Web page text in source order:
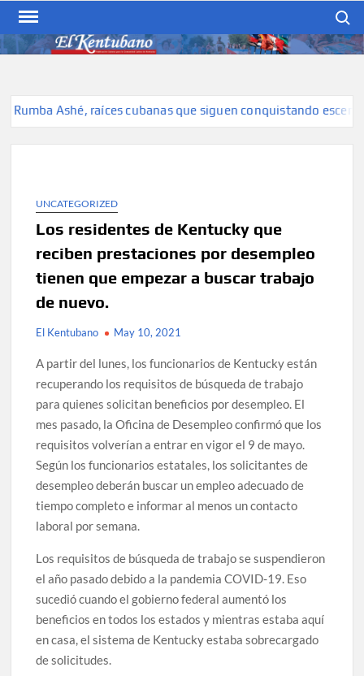
Skip
content
hispana de Kentucky
Ashé, raíces cubanas que siguen conquistando escenarios
UNCATEGORIZED
Los residentes de Kentucky que
reciben prestaciones por desempleo
tienen que empezar a buscar trabajo
de nuevo.
El Kentubano May 10, 2021
A partir del lunes, los funcionarios de Kentucky están
recuperando los requisitos de búsqueda de trabajo
para quienes solicitan beneficios por desempleo. El
mes pasado, la Oficina de Desempleo confirmó que los
requisitos volverían a entrar en vigor el 9 de mayo.
Según los funcionarios estatales, los solicitantes de
desempleo deberán buscar un empleo adecuado de
tiempo completo e informar al menos un contacto
laboral por semana.
Los requisitos de búsqueda de trabajo se suspendieron
el año pasado debido a la pandemia COVID-19. Eso
sucedió cuando el gobierno federal aumentó los
beneficios en todos los estados y mientras estaba aquí
en casa, el sistema de Kentucky estaba sobrecargado
de solicitudes.